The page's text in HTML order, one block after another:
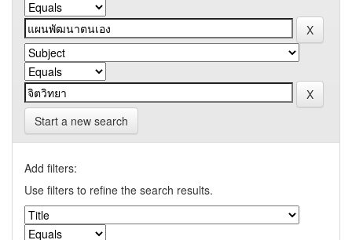
Start a new search
Add filters:
Use filters to refine the search results.